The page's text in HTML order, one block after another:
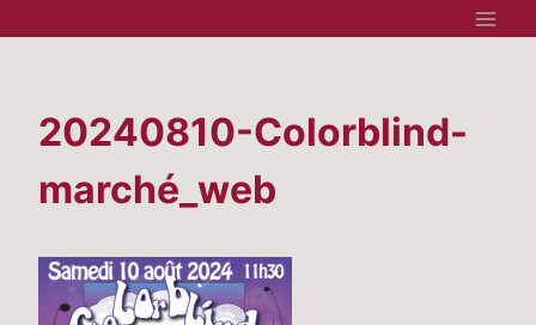
20240810-Colorblind-
marché_web